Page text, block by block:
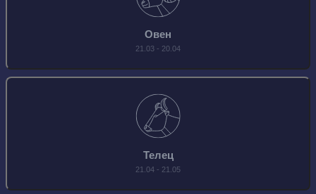
Овен
21.03 - 20.04
Телец
21.04 - 21.05